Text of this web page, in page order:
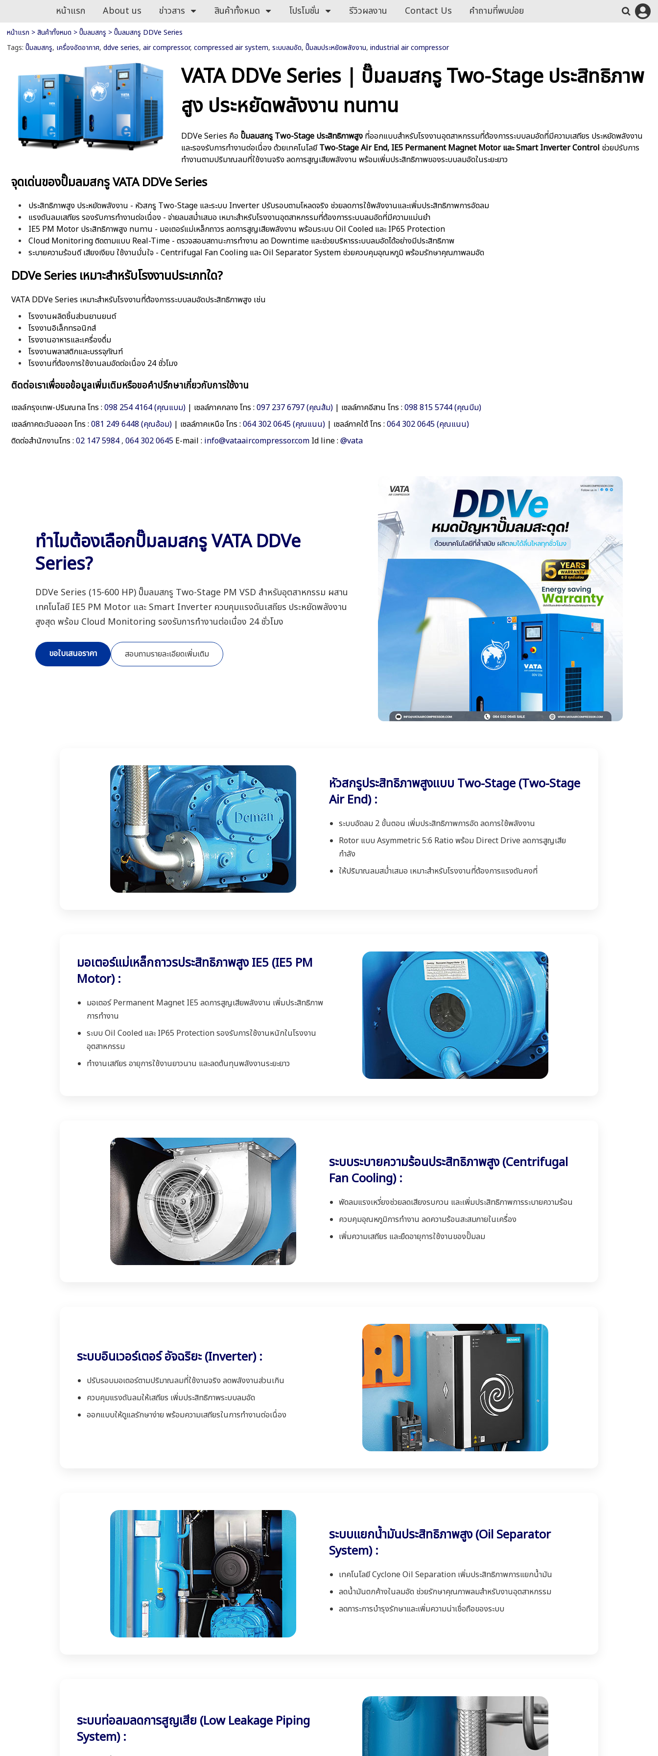
หน้าแรก About us ข่าวสาร สินค้าทั้งหมด โปรโมชั่น รีวิวผลงาน Contact Us คำถามที่พบบ่อย
หน้าแรก >สินค้าทั้งหมด >ปั๊มลมสกรู >ปั๊มลมสกรู DDVe Series
Tags: ปั๊มลมสกรู, เครื่องอัดอากาศ, ddve series, air compressor, compressed air system, ระบบลมอัด, ปั๊มลมประหยัดพลังงาน, industrial air compressor
VATA DDVe Series | ปั๊มลมสกรู Two-Stage ประสิทธิภาพ
สูง ประหยัดพลังงาน ทนทาน
DDVe Series คือ ปั๊มลมสกรู Two-Stage ประสิทธิภาพสูง ที่ออกแบบสำหรับโรงงานอุตสาหกรรมที่ต้องการระบบลมอัดที่มีความเสถียร ประหยัดพลังงาน
และรองรับการทำงานต่อเนื่อง ด้วยเทคโนโลยีTwo-Stage Air End, IE5 Permanent Magnet Motor และ Smart Inverter Control ช่วยปรับการ
ทำงานตามปริมาณลมที่ใช้งานจริง ลดการสูญเสียพลังงาน พร้อมเพิ่มประสิทธิภาพของระบบลมอัดในระยะยาว
จุดเด่นของปั๊มลมสกรู VATA DDVe Series
ประสิทธิภาพสูง ประหยัดพลังงาน - หัวสกรู Two-Stage และระบบ Inverter ปรับรอบตามโหลดจริง ช่วยลดการใช้พลังงานและเพิ่มประสิทธิภาพการอัดลม
แรงดันลมเสถียร รองรับการทำงานต่อเนื่อง - จ่ายลมสม่ำเสมอ เหมาะสำหรับโรงงานอุตสาหกรรมที่ต้องการระบบลมอัดที่มีความแม่นยำ
IE5 PM Motor ประสิทธิภาพสูง ทนทาน - มอเตอร์แม่เหล็กถาวร ลดการสูญเสียพลังงาน พร้อมระบบ Oil Cooled และ IP65 Protection
Cloud Monitoring ติดตามแบบ Real-Time - ตรวจสอบสถานะการทำงาน ลด Downtime และช่วยบริหารระบบลมอัดได้อย่างมีประสิทธิภาพ
ระบายความร้อนดี เสียงเงียบ ใช้งานมั่นใจ - Centrifugal Fan Cooling และ Oil Separator System ช่วยควบคุมอุณหภูมิ พร้อมรักษาคุณภาพลมอัด
DDVe Series เหมาะสำหรับโรงงานประเภทใด?
VATA DDVe Series เหมาะสำหรับโรงงานที่ต้องการระบบลมอัดประสิทธิภาพสูง เช่น
โรงงานผลิตชิ้นส่วนยานยนต์
โรงงานอิเล็กทรอนิกส์
โรงงานอาหารและเครื่องดื่ม
โรงงานพลาสติกและบรรจุภัณฑ์
โรงงานที่ต้องการใช้งานลมอัดต่อเนื่อง 24 ชั่วโมง
ติดต่อเราเพื่อขอข้อมูลเพิ่มเติมหรือขอคำปรึกษาเกี่ยวกับการใช้งาน
เซลล์กรุงเทพ-ปริมณทล โทร : 098 254 4164(คุณแบม) | เซลล์ภาคกลาง โทร : 097 237 6797 (คุณส้ม) | เซลล์ภาคอีสาน โทร : 098 815 5744 (คุณบีม)
เซลล์ภาคตะวันอออก โทร : 081 249 6448 (คุณอ้อม) | เซลล์ภาคเหนือ โทร : 064 302 0645 (คุณแนน) | เซลล์ภาคใต้ โทร : 064 302 0645 (คุณแนน)
ติดต่อสำนักงานโทร : 02 147 5984 ,064 302 0645 E-mail : info@vataaircompressor.com Id line : @vata
ทำไมต้องเลือกปั๊มลมสกรู VATA DDVe
Series?
DDVe Series (15-600 HP) ปั๊มลมสกรู Two-Stage PM VSD สำหรับอุตสาหกรรม ผสาน
เทคโนโลยี IE5 PM Motor และ Smart Inverter ควบคุมแรงดันเสถียร ประหยัดพลังงาน
สูงสุด พร้อม Cloud Monitoring รองรับการทำงานต่อเนื่อง 24 ชั่วโมง
ขอใบเสนอราคา สอบถามรายละเอียดเพิ่มเติม
หัวสกรูประสิทธิภาพสูงแบบ Two-Stage (Two-Stage
Air End) :
ระบบอัดลม 2 ขั้นตอน เพิ่มประสิทธิภาพการอัด ลดการใช้พลังงาน
Rotor แบบ Asymmetric 5:6 Ratio พร้อม Direct Drive ลดการสูญเสีย
กำลัง
ให้ปริมาณลมสม่ำเสมอ เหมาะสำหรับโรงงานที่ต้องการแรงดันคงที่
มอเตอร์แม่เหล็กถาวรประสิทธิภาพสูง IE5 (IE5 PM
Motor) :
มอเตอร์ Permanent Magnet IE5 ลดการสูญเสียพลังงาน เพิ่มประสิทธิภาพ
การทำงาน
ระบบ Oil Cooled และ IP65 Protection รองรับการใช้งานหนักในโรงงาน
อุตสาหกรรม
ทำงานเสถียร อายุการใช้งานยาวนาน และลดต้นทุนพลังงานระยะยาว
ระบบระบายความร้อนประสิทธิภาพสูง (Centrifugal
Fan Cooling) :
พัดลมแรงเหวี่ยงช่วยลดเสียงรบกวน และเพิ่มประสิทธิภาพการระบายความร้อน
ควบคุมอุณหภูมิการทำงาน ลดความร้อนสะสมภายในเครื่อง
เพิ่มความเสถียร และยืดอายุการใช้งานของปั๊มลม
ระบบอินเวอร์เตอร์ อัจฉริยะ (Inverter) :
ปรับรอบมอเตอร์ตามปริมาณลมที่ใช้งานจริง ลดพลังงานส่วนเกิน
ควบคุมแรงดันลมให้เสถียร เพิ่มประสิทธิภาพระบบลมอัด
ออกแบบให้ดูแลรักษาง่าย พร้อมความเสถียรในการทำงานต่อเนื่อง
ระบบแยกน้ำมันประสิทธิภาพสูง (Oil Separator
System) :
เทคโนโลยี Cyclone Oil Separation เพิ่มประสิทธิภาพการแยกน้ำมัน
ลดน้ำมันตกค้างในลมอัด ช่วยรักษาคุณภาพลมสำหรับงานอุตสาหกรรม
ลดภาระการบำรุงรักษาและเพิ่มความน่าเชื่อถือของระบบ
ระบบท่อลมลดการสูญเสีย (Low Leakage Piping
System) :